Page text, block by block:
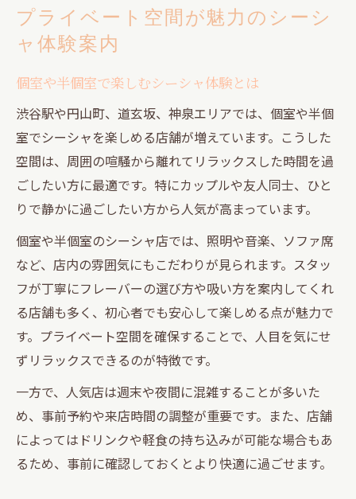
プライベート空間が魅力のシーシ
ャ体験案内
個室や半個室で楽しむシーシャ体験とは
渋谷駅や円山町、道玄坂、神泉エリアでは、個室や半個
室でシーシャを楽しめる店舗が増えています。こうした
空間は、周囲の喧騒から離れてリラックスした時間を過
ごしたい方に最適です。特にカップルや友人同士、ひと
りで静かに過ごしたい方から人気が高まっています。
個室や半個室のシーシャ店では、照明や音楽、ソファ席
など、店内の雰囲気にもこだわりが見られます。スタッ
フが丁寧にフレーバーの選び方や吸い方を案内してくれ
る店舗も多く、初心者でも安心して楽しめる点が魅力で
す。プライベート空間を確保することで、人目を気にせ
ずリラックスできるのが特徴です。
一方で、人気店は週末や夜間に混雑することが多いた
め、事前予約や来店時間の調整が重要です。また、店舗
によってはドリンクや軽食の持ち込みが可能な場合もあ
るため、事前に確認しておくとより快適に過ごせます。